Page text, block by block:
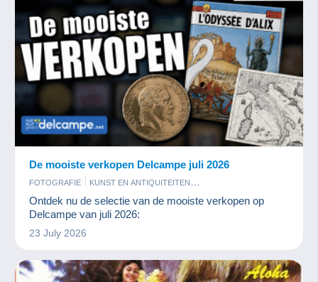
De mooiste verkopen Delcampe juli 2026
FOTOGRAFIE
KUNST EN ANTIQUITEITEN
MUNTEN EN BANKBILJETTEN
POSTKAARTEN
POSTZEGELS
STRIPVERHALEN
Ontdek nu de selectie van de mooiste verkopen op
Delcampe van juli 2026:
23 July 2026